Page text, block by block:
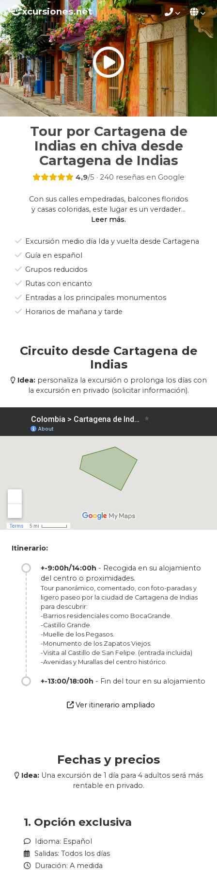
xcursiones.net
Tour por Cartagena de
Indias en chiva desde
Cartagena de Indias
4,9/5 · 240 reseñas en Google
Con sus calles empedradas, balcones floridos
y casas coloridas, este lugar es un verdadero
tesoro arquitectónico y cultural.
Durante el tour por la ciudad de Cartagena de
como la Plaza de Bolívar, la Catedral de
Cartagena, el Palacio de la Inquisición y las
murallas que rodean la ciudad. También
de tiendas de artesanías, boutiques y
restaurantes.
galerías de arte, donde se exhiben piezas de
gran valor histórico y cultural. También
platos tradicionales como el sancocho de
pescado.
Colombia, haremos un recorrido panorámico
por los barrios residenciales de Boca Grande,
Monumentos de los zapatos viejos, visita
guiada al castillo san Felipe de barajas la obra
militar más importante de España en
américa, recorreremos la avenida Santander
haremos un paseo guiado por el centro
La visita por el centro histórico de Cartagena
te permitirá conocer mejor la riqueza cultural
y patrimonial de esta hermosa ciudad
colombiana
Excursión medio día Ida y vuelta desde Cartagena
Guía en español
Grupos reducidos
Rutas con encanto
Entradas a los principales monumentos
Horarios de mañana y tarde
Circuito desde Cartagena de
Indias
Idea: personaliza la excursión o prolonga los días con
la excursión en privado (solicitar información).
Itinerario:
+-9:00h/14:00h - Recogida en su alojamiento
del centro o proximidades.
Tour panorámico, comentado, con foto-paradas y
ligero paseo por la ciudad de Cartagena de Indias
para descubrir:
-Barrios residenciales como BocaGrande.
-Castillo Grande.
-Muelle de los Pegasos.
-Monumento de los Zapatos Viejos.
-Visita al Castillo de San Felipe. (entrada incluida)
-Avenidas y Murallas del centro histórico.
+-13:00/18:00h - Fin del tour en su alojamiento
Ver itinerario ampliado
Fechas y precios
Idea: Una excursión de 1 día para 4 adultos será más
rentable en privado.
1. Opción exclusiva
Idioma: Español
Salidas: Todos los días
Duración: A medida